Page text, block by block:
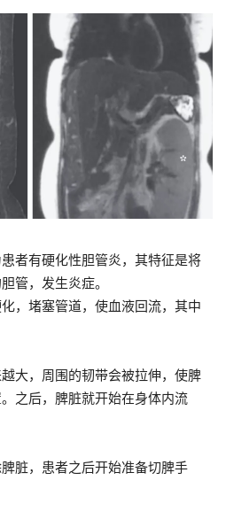
者有硬化性胆管炎，其特征是将
管，发生炎症。
，堵塞管道，使血液回流，其中
大，周围的韧带会被拉伸，使脾
之后，脾脏就开始在身体内流
脏，患者之后开始准备切脾手